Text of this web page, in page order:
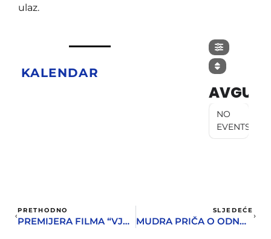
ulaz.
KALENDAR
AVGUST
NO
EVENTS
PRETHODNO
PREMIJERA FILMA “VJETAR OD BOKE”
SLJEDEĆE
MUDRA PRIČA O ODNOSU PRIRODE I TEHNOLOGIJE NA KINO PLATNU